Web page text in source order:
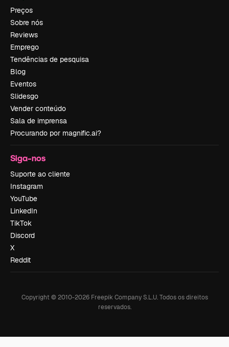
Preços
Sobre nós
Reviews
Emprego
Tendências de pesquisa
Blog
Eventos
Slidesgo
Vender conteúdo
Sala de imprensa
Procurando por magnific.ai?
Siga-nos
Suporte ao cliente
Instagram
YouTube
LinkedIn
TikTok
Discord
X
Reddit
Copyright © 2010-2026Freepik Company S.L.U. Todos os direitos
reservados.